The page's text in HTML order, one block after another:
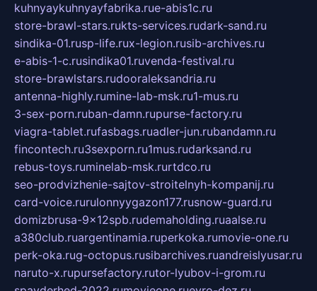
kuhnyaykuhnyayfabrika.rue-abis1c.ru
store-brawl-stars.rukts-services.rudark-sand.ru
sindika-01.rusp-life.rux-legion.rusib-archives.ru
e-abis-1-c.rusindika01.ruvenda-festival.ru
store-brawlstars.rudooraleksandria.ru
antenna-highly.rumine-lab-msk.ru1-mus.ru
3-sex-porn.ruban-damn.rupurse-factory.ru
viagra-tablet.rufasbags.ruadler-jun.rubandamn.ru
fincontech.ru3sexporn.ru1mus.rudarksand.ru
rebus-toys.ruminelab-msk.rurtdco.ru
seo-prodvizhenie-sajtov-stroitelnyh-kompanij.ru
card-voice.rurulonnyygazon177.rusnow-guard.ru
domizbrusa-9x12spb.rudemaholding.ruaalse.ru
a380club.ruargentinamia.ruperkoka.rumovie-one.ru
perk-oka.rug-octopus.rusibarchives.ruandreislyusar.ru
naruto-x.rupursefactory.rutor-lyubov-i-grom.ru